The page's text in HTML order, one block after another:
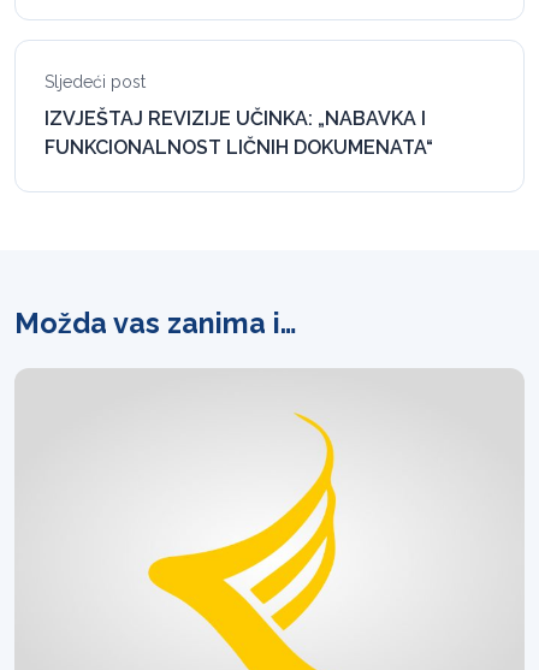
Sljedeći post
IZVJEŠTAJ REVIZIJE UČINKA: „NABAVKA I
FUNKCIONALNOST LIČNIH DOKUMENATA“
Možda vas zanima i…